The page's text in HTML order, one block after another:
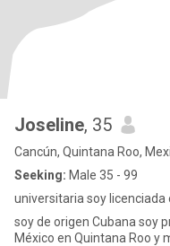
Joseline, 35
Cancún, Quintana Roo,
Seeking: Male 35 - 99
universitaria soy licenciada
soy de origen Cubana soy
México en Quintana Roo y